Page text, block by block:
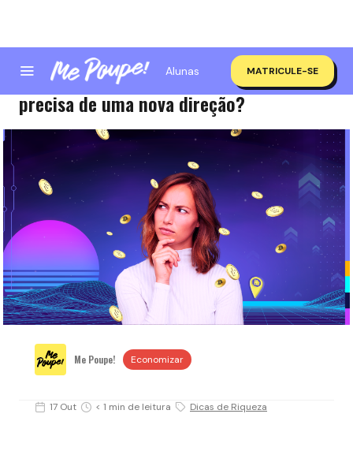
Alunas MATRICULE-SE
Quiz | Será que a sua vida financeira
precisa de uma nova direção?
Me Poupe! Economizar
17 Out < 1 min de leitura Dicas de Riqueza